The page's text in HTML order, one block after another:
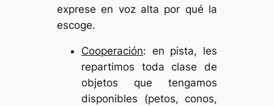
exprese en voz alta por qué la
escoge.
Cooperación: en pista, les
repartimos toda clase de
objetos que tengamos
disponibles (petos, conos,